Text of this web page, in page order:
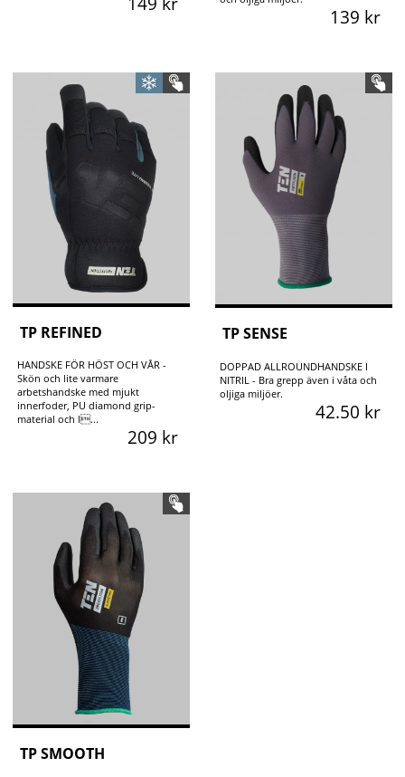
139 kr
TP REFINED
HANDSKE FÖR HÖST OCH VÅR -
Skön och lite varmare
arbetshandske med mjukt
innerfoder, PU diamond grip-
material och l...
209 kr
TP SENSE
DOPPAD ALLROUNDHANDSKE I
NITRIL - Bra grepp även i våta och
oljiga miljöer.
42.50 kr
TP SMOOTH